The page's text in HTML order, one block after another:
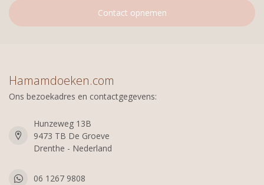
Contact opnemen
Hamamdoeken.com
Ons bezoekadres en contactgegevens:
Hunzeweg 13B
9473 TB De Groeve
Drenthe - Nederland
06 1267 9808